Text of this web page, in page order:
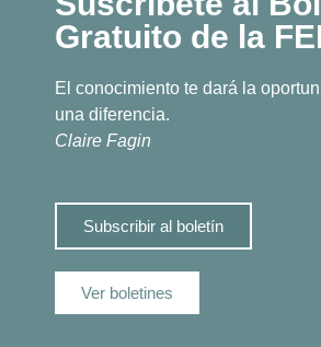
Gratuito de la
El conocimiento te dará la
una diferencia.
Claire Fagin
Subscribir al boletín
Ver boletines